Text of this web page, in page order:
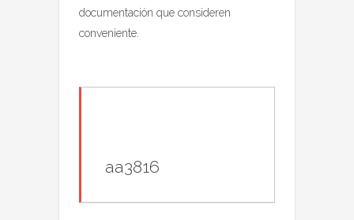
documentación que consideren
conveniente.
aa3816